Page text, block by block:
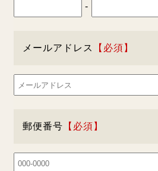
-
メールアドレス
郵便番号